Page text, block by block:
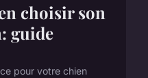
choisir son
guide
pour votre chien